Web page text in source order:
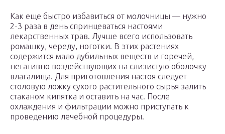
Как еще быстро избавиться от молочницы — нужно
2-3 раза в день спринцеваться настоями
лекарственных трав. Лучше всего использовать
ромашку, череду, ноготки. В этих растениях
содержится мало дубильных веществ и горечей,
негативно воздействующих на слизистую оболочку
влагалища. Для приготовления настоя следует
столовую ложку сухого растительного сырья залить
стаканом кипятка и оставить на час. После
охлаждения и фильтрации можно приступать к
проведению лечебной процедуры.